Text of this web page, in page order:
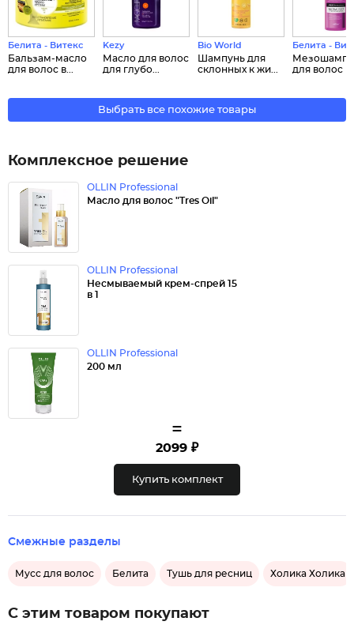
Белита - Витекс
Бальзам-масло
для волос в...
Kezy
Масло для волос
для глубо...
Bio World
Шампунь для
склонных к жи...
Белита -
для волос
Выбрать все похожие товары
Комплексное решение
OLLIN Professional
Масло для волос "Tres Oil"
OLLIN Professional
Несмываемый крем-спрей 15
в 1
OLLIN Professional
200 мл
=
2099 ₽
Купить комплект
Смежные разделы
Мусс для волос Белита Тушь для ресниц Холика Холика
С этим товаром покупают